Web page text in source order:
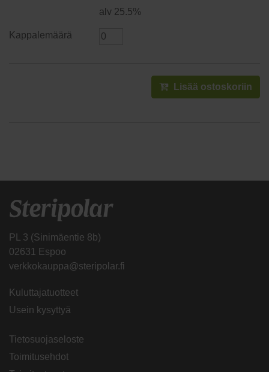
alv 25.5%
Lisää ostoskoriin
PL 3 (Sinimäentie 8b)
02631 Espoo
verkkokauppa@steripolar.fi
Kuluttajatuotteet
Usein kysyttyä
Tietosuojaseloste
Toimitusehdot